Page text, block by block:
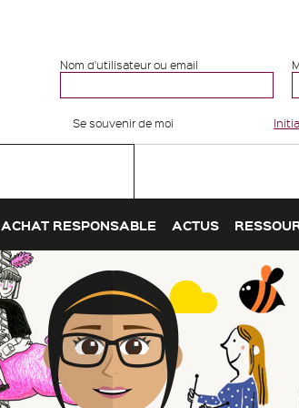
Nom d'utilisateur ou email
Se souvenir de moi
ACHAT RESPONSABLE ACTUS